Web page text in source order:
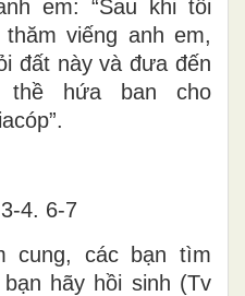
em: “Sau khi tôi
viếng anh em,
đất này và đưa đến
hứa ban cho
4. 6-7
cung, các bạn tìm
hãy hồi sinh (Tv